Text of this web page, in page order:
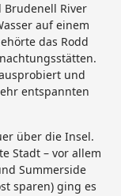
Brudenell River
auf einem
das Rodd
und
entspannten
über die Insel.
Stadt – vor allem
Summerside
sparen) ging es